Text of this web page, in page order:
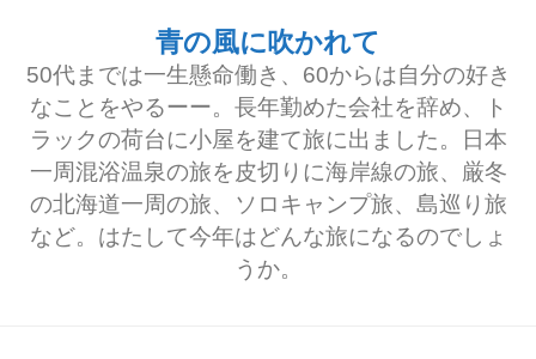
青の風に吹かれて
50代までは一生懸命働き、60からは自分の好き
なことをやるーー。長年勤めた会社を辞め、ト
ラックの荷台に小屋を建て旅に出ました。日本
一周混浴温泉の旅を皮切りに海岸線の旅、厳冬
の北海道一周の旅、ソロキャンプ旅、島巡り旅
など。はたして今年はどんな旅になるのでしょ
うか。